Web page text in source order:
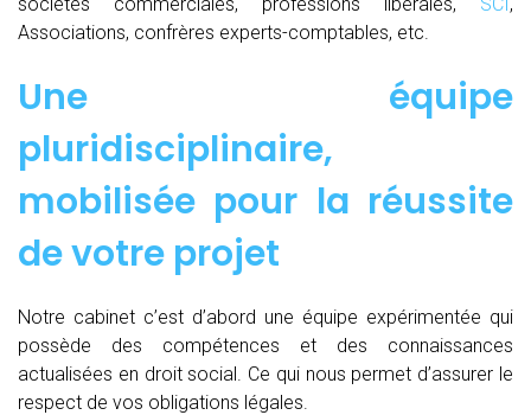
Associations, confrères experts-comptables, etc.
Une équipe
pluridisciplinaire,
mobilisée pour la réussite
de votre projet
Notre cabinet c’est d’abord une équipe expérimentée qui
possède des compétences et des connaissances
actualisées en droit social. Ce qui nous permet d’assurer le
respect de vos obligations légales.